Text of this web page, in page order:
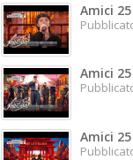
Amici
Amici
Amici